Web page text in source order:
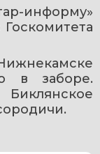
информу»
в заборе.